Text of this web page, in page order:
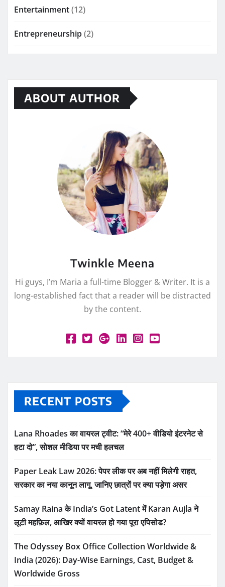
Entertainment(12)
Entrepreneurship(2)
ABOUT AUTHOR
Twinkle Meena
Hi guys, I’m Maria a full-time Blogger & Writer. It is a
long-established fact that a reader will be distracted
by the content.
RECENT POSTS
Lana Rhoades का वायरल ट्वीट: “मेरे 400+ वीडियो इंटरनेट से
हटा दो”, सोशल मीडिया पर मची हलचल
Paper Leak Law 2026: पेपर लीक पर अब नहीं मिलेगी राहत,
सरकार का नया कानून लागू, जानिए छात्रों पर क्या पड़ेगा असर
Samay Raina के India’s Got Latent में Karan Aujla ने
लूटी महफ़िल, आखिर क्यों वायरल हो गया पूरा एपिसोड?
The Odyssey Box Office Collection Worldwide &
India (2026): Day-Wise Earnings, Cast, Budget &
Worldwide Gross